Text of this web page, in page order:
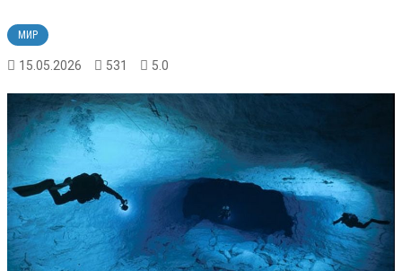
МИР
15.05.2026 531 5.0